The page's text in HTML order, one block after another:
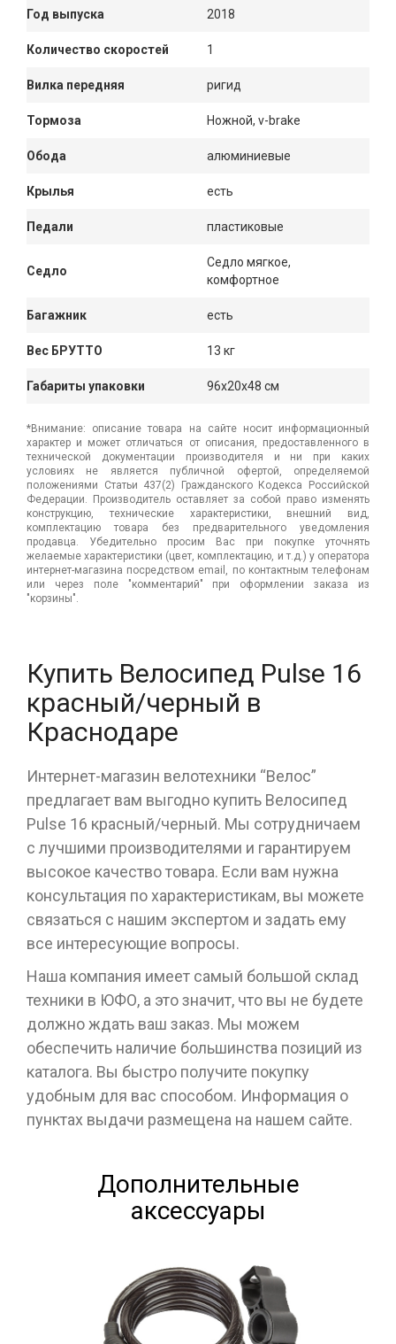
Год выпуска 2018
Количество скоростей 1
Вилка передняя ригид
Тормоза Ножной, v-brake
Обода алюминиевые
Крылья есть
Педали пластиковые
Седло
Седло мягкое,
комфортное
Багажник есть
Вес БРУТТО 13 кг
Габариты упаковки 96x20x48 см
*Внимание: описание товара на сайте носит информационный
характер и может отличаться от описания, предоставленного в
технической документации производителя и ни при каких
условиях не является публичной офертой, определяемой
положениями Статьи 437(2) Гражданского Кодекса Российской
Федерации. Производитель оставляет за собой право изменять
конструкцию, технические характеристики, внешний вид,
комплектацию товара без предварительного уведомления
продавца. Убедительно просим Вас при покупке уточнять
желаемые характеристики (цвет, комплектацию, и т.д.) у оператора
интернет-магазина посредством email, по контактным телефонам
или через поле "комментарий" при оформлении заказа из
"корзины".
Купить Велосипед Pulse 16
красный/черный в
Краснодаре
Интернет-магазин велотехники “Велос”
предлагает вам выгодно купить Велосипед
Pulse 16 красный/черный. Мы сотрудничаем
с лучшими производителями и гарантируем
высокое качество товара. Если вам нужна
консультация по характеристикам, вы можете
связаться с нашим экспертом и задать ему
все интересующие вопросы.
Наша компания имеет самый большой склад
техники в ЮФО, а это значит, что вы не будете
должно ждать ваш заказ. Мы можем
обеспечить наличие большинства позиций из
каталога. Вы быстро получите покупку
удобным для вас способом. Информация о
пунктах выдачи размещена на нашем сайте.
Дополнительные
аксессуары